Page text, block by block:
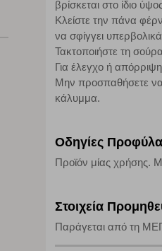
βρίσκεται στο ίδιο
Κλείστε την πάνα
να σφίγγει
Τακτοποιήστε τη
Για έλεγχο ή
Μην προσπαθήσετε να
κάλυμμα.
Οδηγίες
Προϊόν μίας χρήσης.
Στοιχεία
Παράγεται από τη
σελίδες είναι περισσότερο, ή
συγκεντρωτικές και, συνεπώς,
cookies
κατηγορία cookies είναι
σας ειδοποιεί σχετικά με αυτά τα